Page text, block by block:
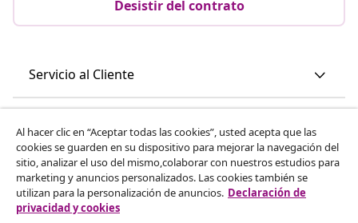
Desistir del contrato
Servicio al Cliente
vidaXL
Descubre mas
Al hacer clic en “Aceptar todas las cookies”, usted acepta que las
cookies se guarden en su dispositivo para mejorar la navegación del
sitio, analizar el uso del mismo,colaborar con nuestros estudios para
marketing y anuncios personalizados. Las cookies también se
utilizan para la personalización de anuncios. Declaración de
privacidad y cookies